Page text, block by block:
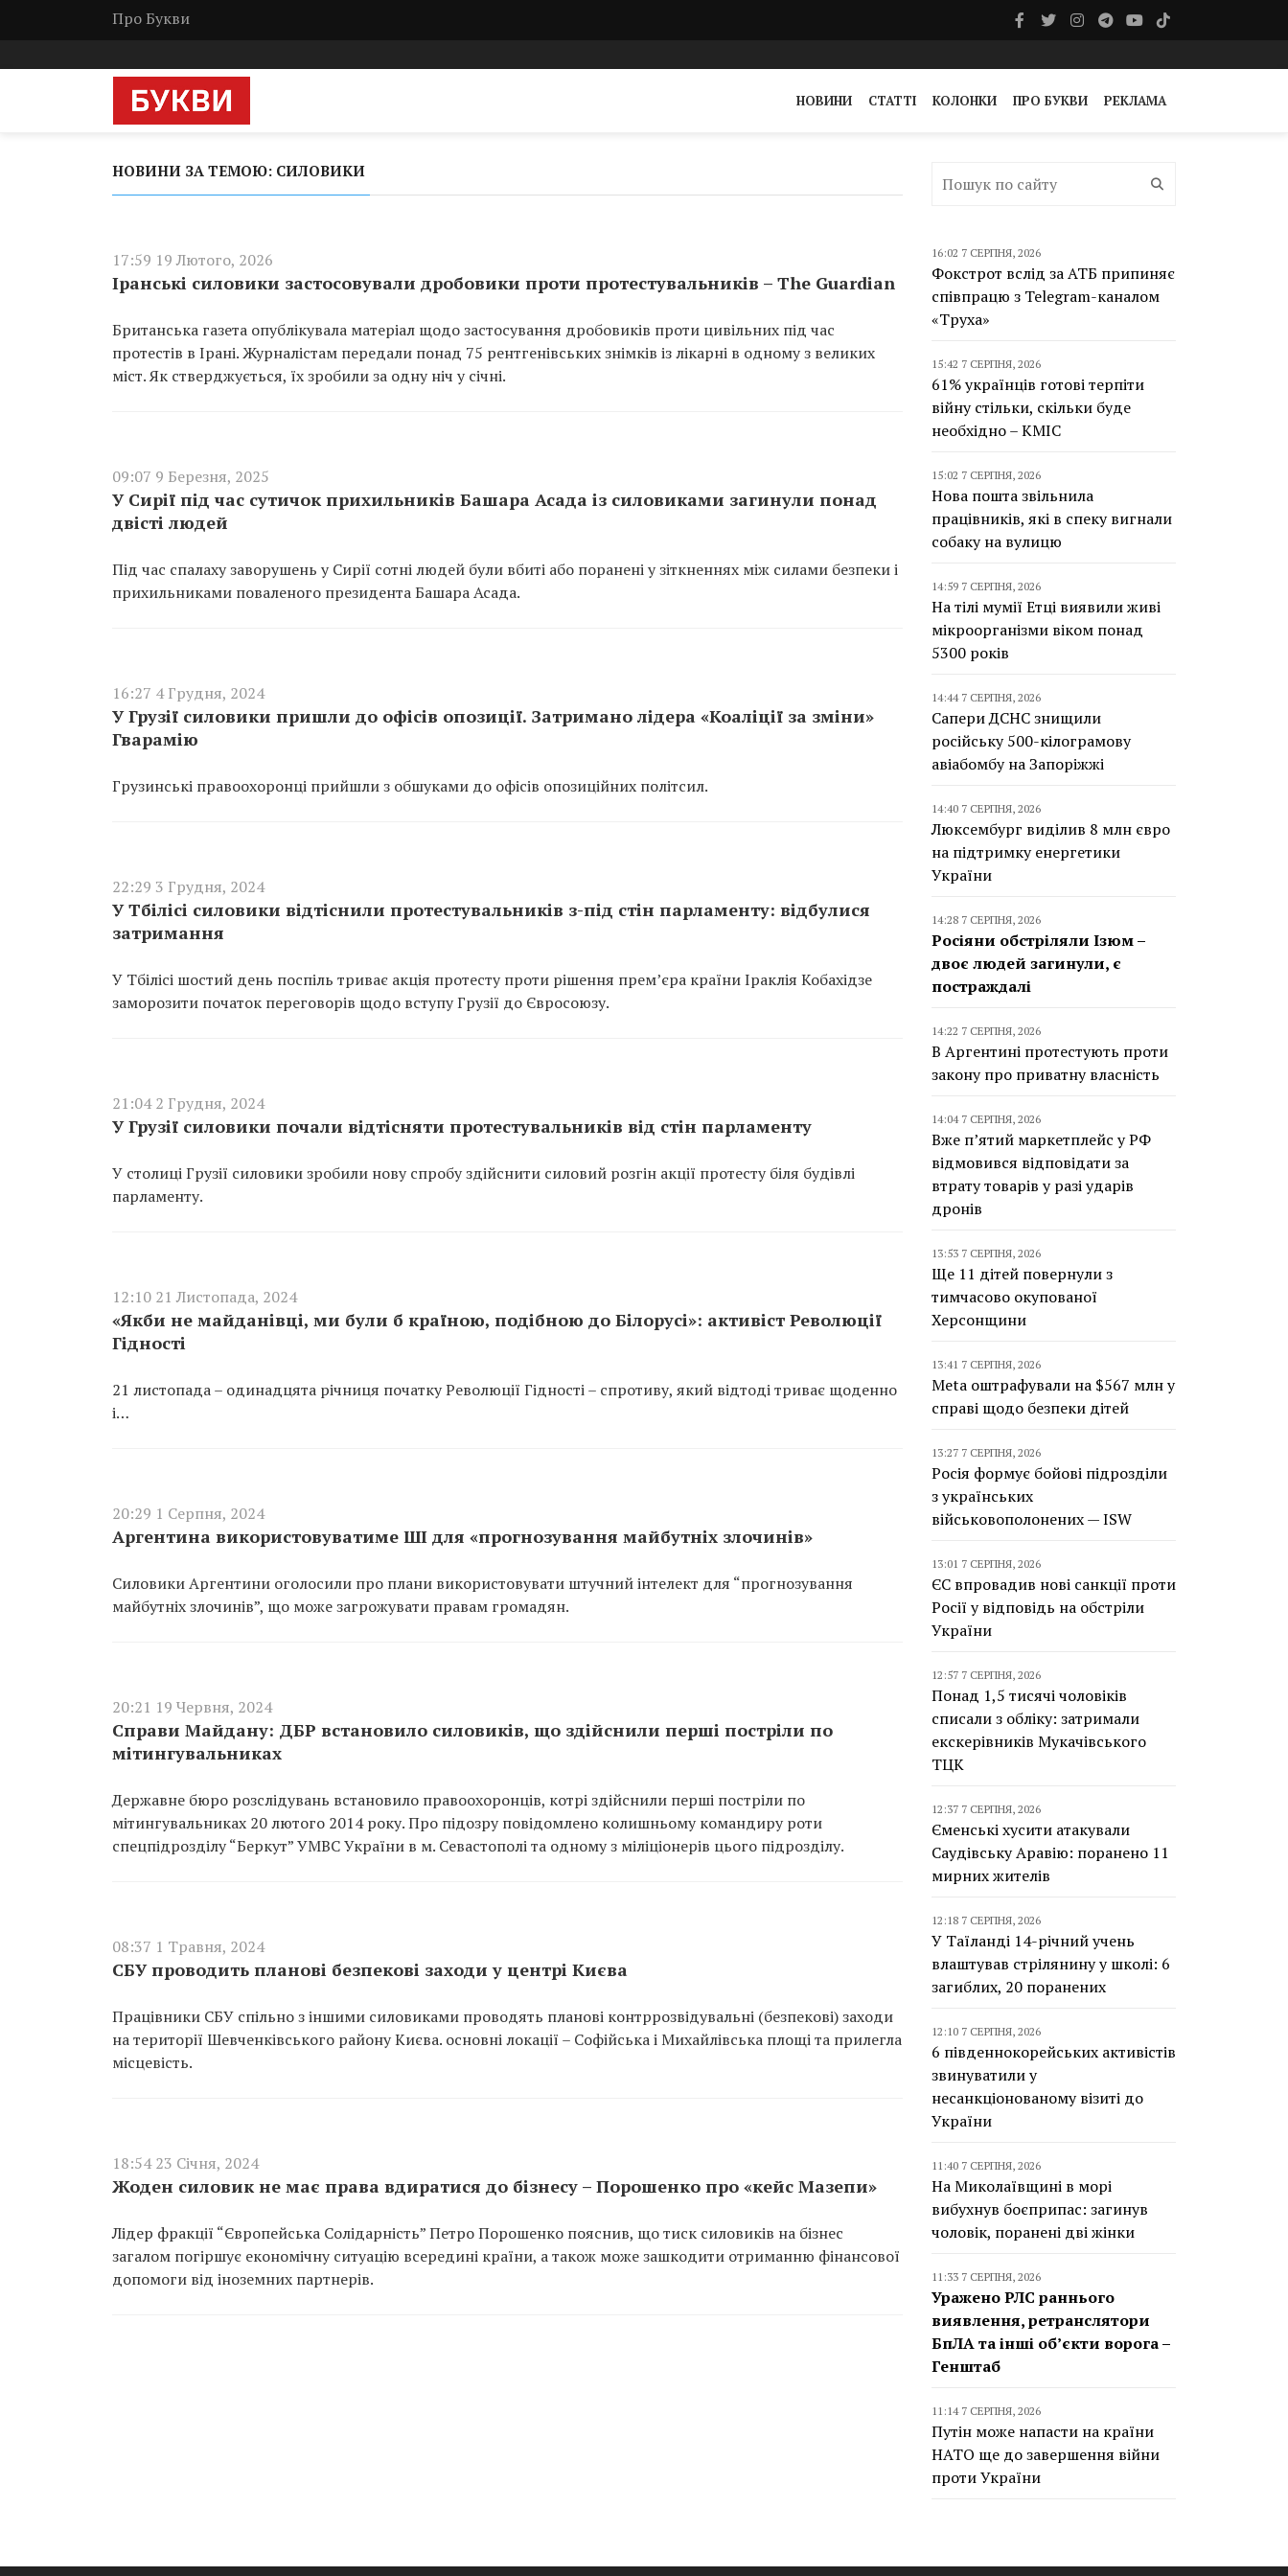
Про Букви
НОВИНИ СТАТТІ КОЛОНКИ ПРО БУКВИ РЕКЛАМА
НОВИНИ ЗА ТЕМОЮ: СИЛОВИКИ
17:59 19 Лютого, 2026
Іранські силовики застосовували дробовики проти протестувальників – The Guardian
Британська газета опублікувала матеріал щодо застосування дробовиків проти цивільних під час
протестів в Ірані. Журналістам передали понад 75 рентгенівських знімків із лікарні в одному з великих
міст. Як стверджується, їх зробили за одну ніч у січні.
09:07 9 Березня, 2025
У Сирії під час сутичок прихильників Башара Асада із силовиками загинули понад
двісті людей
Під час спалаху заворушень у Сирії сотні людей були вбиті або поранені у зіткненнях між силами безпеки і
прихильниками поваленого президента Башара Асада.
16:27 4 Грудня, 2024
У Грузії силовики пришли до офісів опозиції. Затримано лідера «Коаліції за зміни»
Гварамію
Грузинські правоохоронці прийшли з обшуками до офісів опозиційних політсил.
22:29 3 Грудня, 2024
У Тбілісі силовики відтіснили протестувальників з-під стін парламенту: відбулися
затримання
У Тбілісі шостий день поспіль триває акція протесту проти рішення прем’єра країни Іраклія Кобахідзе
заморозити початок переговорів щодо вступу Грузії до Євросоюзу.
21:04 2 Грудня, 2024
У Грузії силовики почали відтісняти протестувальників від стін парламенту
У столиці Грузії силовики зробили нову спробу здійснити силовий розгін акції протесту біля будівлі
парламенту.
12:10 21 Листопада, 2024
«Якби не майданівці, ми були б країною, подібною до Білорусі»: активіст Революції
Гідності
21 листопада – одинадцята річниця початку Революції Гідності – спротиву, який відтоді триває щоденно
і…
20:29 1 Серпня, 2024
Аргентина використовуватиме ШІ для «прогнозування майбутніх злочинів»
Силовики Аргентини оголосили про плани використовувати штучний інтелект для “прогнозування
майбутніх злочинів”, що може загрожувати правам громадян.
20:21 19 Червня, 2024
Справи Майдану: ДБР встановило силовиків, що здійснили перші постріли по
мітингувальниках
Державне бюро розслідувань встановило правоохоронців, котрі здійснили перші постріли по
мітингувальниках 20 лютого 2014 року. Про підозру повідомлено колишньому командиру роти
спецпідрозділу “Беркут” УМВС України в м. Севастополі та одному з міліціонерів цього підрозділу.
08:37 1 Травня, 2024
СБУ проводить планові безпекові заходи у центрі Києва
Працівники СБУ спільно з іншими силовиками проводять планові контррозвідувальні (безпекові) заходи
на території Шевченківського району Києва. основні локації – Софійська і Михайлівська площі та прилегла
місцевість.
18:54 23 Січня, 2024
Жоден силовик не має права вдиратися до бізнесу – Порошенко про «кейс Мазепи»
Лідер фракції “Європейська Солідарність” Петро Порошенко пояснив, що тиск силовиків на бізнес
загалом погіршує економічну ситуацію всередині країни, а також може зашкодити отриманню фінансової
допомоги від іноземних партнерів.
16:02 7 СЕРПНЯ, 2026
Фокстрот вслід за АТБ припиняє
співпрацю з Telegram-каналом
«Труха»
15:42 7 СЕРПНЯ, 2026
61% українців готові терпіти
війну стільки, скільки буде
необхідно – КМІС
15:02 7 СЕРПНЯ, 2026
Нова пошта звільнила
працівників, які в спеку вигнали
собаку на вулицю
14:59 7 СЕРПНЯ, 2026
На тілі мумії Етці виявили живі
мікроорганізми віком понад
5300 років
14:44 7 СЕРПНЯ, 2026
Сапери ДСНС знищили
російську 500-кілограмову
авіабомбу на Запоріжжі
14:40 7 СЕРПНЯ, 2026
Люксембург виділив 8 млн євро
на підтримку енергетики
України
14:28 7 СЕРПНЯ, 2026
Росіяни обстріляли Ізюм –
двоє людей загинули, є
постраждалі
14:22 7 СЕРПНЯ, 2026
В Аргентині протестують проти
закону про приватну власність
14:04 7 СЕРПНЯ, 2026
Вже п’ятий маркетплейс у РФ
відмовився відповідати за
втрату товарів у разі ударів
дронів
13:53 7 СЕРПНЯ, 2026
Ще 11 дітей повернули з
тимчасово окупованої
Херсонщини
13:41 7 СЕРПНЯ, 2026
Meta оштрафували на $567 млн у
справі щодо безпеки дітей
13:27 7 СЕРПНЯ, 2026
Росія формує бойові підрозділи
з українських
військовополонених — ISW
13:01 7 СЕРПНЯ, 2026
ЄС впровадив нові санкції проти
Росії у відповідь на обстріли
України
12:57 7 СЕРПНЯ, 2026
Понад 1,5 тисячі чоловіків
списали з обліку: затримали
екскерівників Мукачівського
ТЦК
12:37 7 СЕРПНЯ, 2026
Єменські хусити атакували
Саудівську Аравію: поранено 11
мирних жителів
12:18 7 СЕРПНЯ, 2026
У Таїланді 14-річний учень
влаштував стрілянину у школі: 6
загиблих, 20 поранених
12:10 7 СЕРПНЯ, 2026
6 південнокорейських активістів
звинуватили у
несанкціонованому візиті до
України
11:40 7 СЕРПНЯ, 2026
На Миколаївщині в морі
вибухнув боєприпас: загинув
чоловік, поранені дві жінки
11:33 7 СЕРПНЯ, 2026
Уражено РЛС раннього
виявлення, ретранслятори
БпЛА та інші об’єкти ворога –
Генштаб
11:14 7 СЕРПНЯ, 2026
Путін може напасти на країни
НАТО ще до завершення війни
проти України